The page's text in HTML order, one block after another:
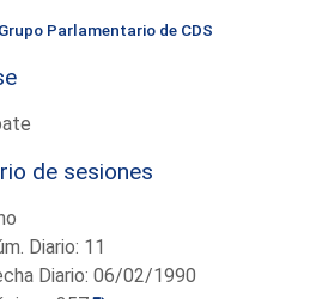
Grupo Parlamentario de CDS
de sesiones
Diario: 11
Diario: 06/02/1990